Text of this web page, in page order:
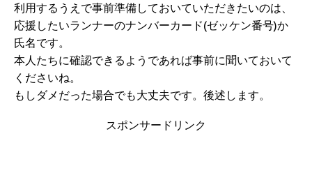
利用するうえで事前準備しておいていただきたいのは、
応援したいランナーのナンバーカード(ゼッケン番号)か
氏名です。
本人たちに確認できるようであれば事前に聞いておいて
くださいね。
もしダメだった場合でも大丈夫です。後述します。
スポンサードリンク